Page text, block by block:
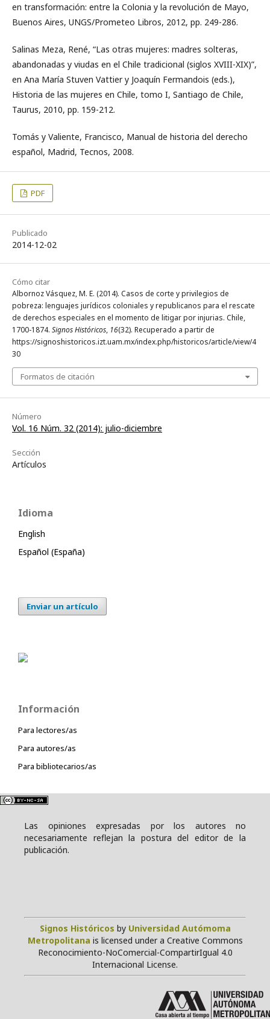
en transformación: entre la Colonia y la revolución de Mayo,
Buenos Aires, UNGS/Prometeo Libros, 2012, pp. 249-286.
Salinas Meza, René, “Las otras mujeres: madres solteras,
abandonadas y viudas en el Chile tradicional (siglos XVIII-XIX)”,
en Ana María Stuven Vattier y Joaquín Fermandois (eds.),
Historia de las mujeres en Chile, tomo I, Santiago de Chile,
Taurus, 2010, pp. 159-212.
Tomás y Valiente, Francisco, Manual de historia del derecho
español, Madrid, Tecnos, 2008.
PDF
Publicado
2014-12-02
Cómo citar
Albornoz Vásquez, M. E. (2014). Casos de corte y privilegios de
pobreza: lenguajes jurídicos coloniales y republicanos para el rescate
de derechos especiales en el momento de litigar por injurias. Chile,
1700-1874. Signos Históricos, 16(32). Recuperado a partir de
https://signoshistoricos.izt.uam.mx/index.php/historicos/article/view/4
30
Formatos de citación
Número
Vol. 16 Núm. 32 (2014): julio-diciembre
Sección
Artículos
Idioma
English
Español (España)
Enviar un artículo
Información
Para lectores/as
Para autores/as
Para bibliotecarios/as
Las opiniones expresadas por los autores no
necesariamente reflejan la postura del editor de la
publicación.
Signos Históricos by Universidad Autómoma
Metropolitana is licensed under a Creative Commons
Reconocimiento-NoComercial-CompartirIgual 4.0
Internacional License.